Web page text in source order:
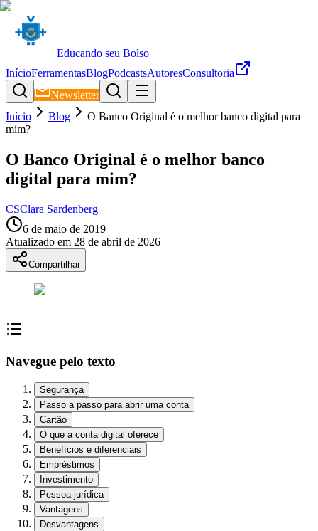
Educando seu Bolso
InícioFerramentasBlogPodcastsAutoresConsultoria
Newsletter
Início
Blog
O Banco Original é o melhor banco digital para
mim?
O Banco Original é o melhor banco
digital para mim?
CSClara Sardenberg
6 de maio de 2019
Atualizado em 28 de abril de 2026
Compartilhar
Navegue pelo texto
Segurança
Passo a passo para abrir uma conta
Cartão
O que a conta digital oferece
Benefícios e diferenciais
Empréstimos
Investimento
Pessoa jurídica
Vantagens
Desvantagens